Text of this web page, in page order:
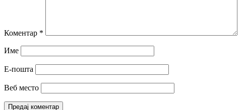
Коментар *
Име
Е-пошта
Веб место